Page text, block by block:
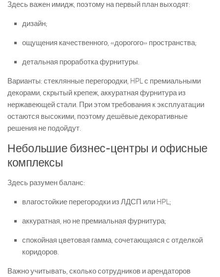
Здесь важен имидж, поэтому на первый план выходят:
дизайн;
ощущения качественного, «дорогого» пространства;
детальная проработка фурнитуры.
Варианты: стеклянные перегородки, HPL с премиальными
декорами, скрытый крепеж, аккуратная фурнитура из
нержавеющей стали. При этом требования к эксплуатации
остаются высокими, поэтому дешёвые декоративные
решения не подойдут.
Небольшие бизнес-центры и офисные
комплексы
Здесь разумен баланс:
влагостойкие перегородки из ЛДСП или HPL;
аккуратная, но не премиальная фурнитура;
спокойная цветовая гамма, сочетающаяся с отделкой
коридоров.
Важно учитывать, сколько сотрудников и арендаторов